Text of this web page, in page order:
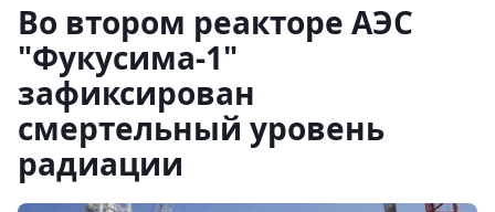
Во втором реакторе АЭС
"Фукусима-1"
зафиксирован
смертельный уровень
радиации